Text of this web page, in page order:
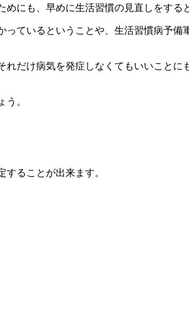
にも、早めに生活習慣の見直しをする
ているということや、生活習慣病予
だけ病気を発症しなくてもいいことに
。
ることが出来ます。